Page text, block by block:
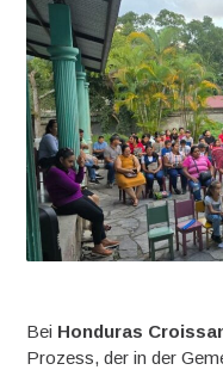
Bei Honduras
Prozess, der in der